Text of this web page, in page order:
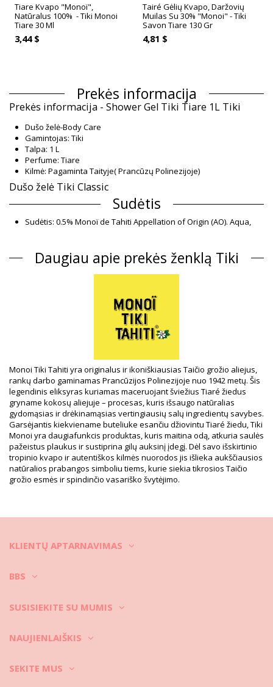
Tiare Kvapo "Monoï",
Natūralus 100% - Tiki Monoi
Tiare 30 Ml
3,44 $
Tairé Gėlių Kvapo, Daržovių
Muilas Su 30% "Monoi" - Tiki
Savon Tiare 130 Gr
4,81 $
Prekės informacija
Prekės informacija - Shower Gel Tiki Tiare 1L Tiki
Dušo želė-Body Care
Gamintojas: Tiki
Talpa: 1 L
Perfume: Tiare
Kilmė: Pagaminta Taityje( Prancūzų Polinezijoje)
Dušo želė Tiki Classic
Sudėtis
Sudėtis: 0.5% Monoï de Tahiti Appellation of Origin (AO). Aqua,
taitensis flower extract, Parfum (Fragrance), Tocopherol
(Vitamin E), Amyl ci
UV Protection: SPF 6
Informacija apie gaminį
Skyrius: Unisex, Dušo želė
Į pakuotę įeina: 1 x Dušo želė (Kiti priedai nepridedami)
Tiekėjo nuoroda: 1GD1
Svoris: 1200g / 2.64lb / 42.33oz
Retušuotos nuotraukos
Skalbimo ir priežiūros
instrukcijos
Priežiūros instrukcijos: Tiki Shower Gel Tiki Tiare 1L
Daugiau apie prekės ženklą Tiki
Monoi Tiki Tahiti yra originalus ir ikoniškiausias Taičio grožio aliejus,
rankų darbo gaminamas Prancūzijos Polinezijoje nuo 1942 metų. Šis
legendinis eliksyras kuriamas maceruojant šviežius Tiaré žiedus
gryname kokosų aliejuje – procesas, kuris išsaugo natūralias
gydomąsias ir drėkinamąsias vertingiausių salų ingredientų savybes.
Garsėjantis kiekviename buteliuke esančiu džiovintu Tiaré žiedu, Tiki
Monoi yra daugiafunkcis produktas, kuris maitina odą, atkuria saulės
pažeistus plaukus ir sustiprina gilų auksinį įdegį. Dėl savo išskirtinio
tropinio kvapo ir autentiškos kilmės nuorodos jis išlieka aukščiausios
natūralios prabangos simboliu tiems, kurie siekia tikrosios Taičio
grožio esmės ir spindinčio vasariško švytėjimo.
KLIENTŲ APTARNAVIMAS
BBS
SUSISIEKITE SU MUMIS
NAUJIENLAIŠKIS
SEKITE MUS